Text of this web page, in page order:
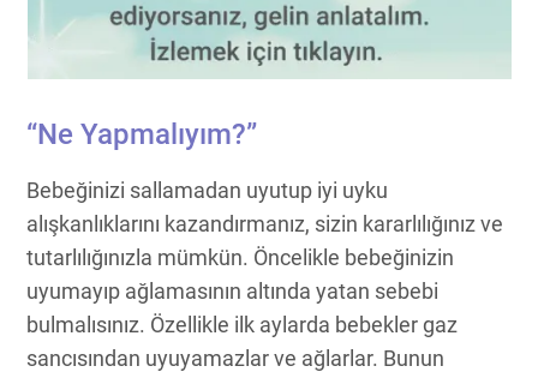
“Ne Yapmalıyım?”
Bebeğinizi sallamadan uyutup iyi uyku
alışkanlıklarını kazandırmanız, sizin kararlılığınız ve
tutarlılığınızla mümkün. Öncelikle bebeğinizin
uyumayıp ağlamasının altında yatan sebebi
bulmalısınız. Özellikle ilk aylarda bebekler gaz
sancısından uyuyamazlar ve ağlarlar. Bunun